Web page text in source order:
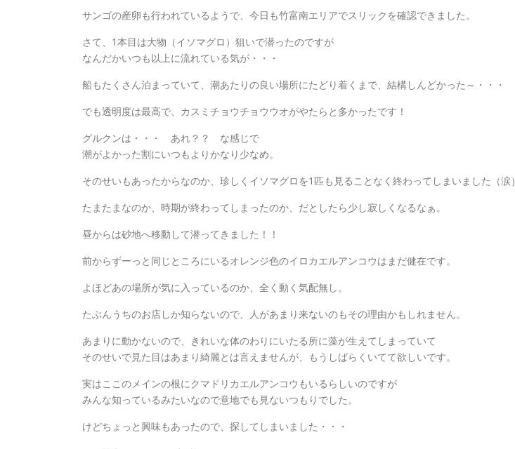
サンゴの産卵も行われているようで、今日も竹富南エリアでスリックを確認できました。
さて、1本目は大物（イソマグロ）狙いで潜ったのですが
なんだかいつも以上に流れている気が・・・
船もたくさん泊まっていて、潮あたりの良い場所にたどり着くまで、結構しんどかった～・・・
でも透明度は最高で、カスミチョウチョウウオがやたらと多かったです！
グルクンは・・・ あれ？？ な感じで
潮がよかった割にいつもよりかなり少なめ。
そのせいもあったからなのか、珍しくイソマグロを1匹も見ることなく終わってしまいました（涙）
たまたまなのか、時期が終わってしまったのか、だとしたら少し寂しくなるなぁ。
昼からは砂地へ移動して潜ってきました！！
前からずーっと同じところにいるオレンジ色のイロカエルアンコウはまだ健在です。
よほどあの場所が気に入っているのか、全く動く気配無し。
たぶんうちのお店しか知らないので、人があまり来ないのもその理由かもしれません。
あまりに動かないので、きれいな体のわりにいたる所に藻が生えてしまっていて
そのせいで見た目はあまり綺麗とは言えませんが、もうしばらくいてて欲しいです。
実はここのメインの根にクマドリカエルアンコウもいるらしいのですが
みんな知っているみたいなので意地でも見ないつもりでした。
けどちょっと興味もあったので、探してしまいました・・・